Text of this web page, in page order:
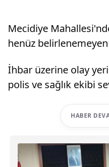
Mecidiye
henüz belirlenemeyen
İhbar üzerine olay
polis ve sağlık ekibi
HABER